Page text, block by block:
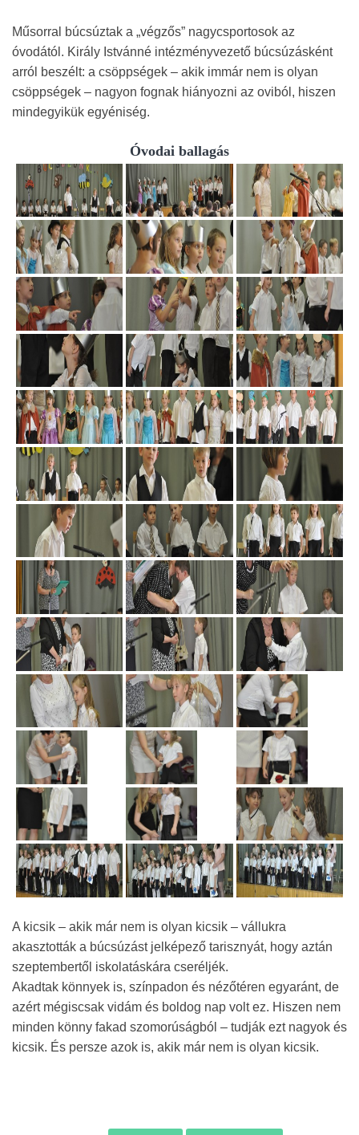
Műsorral búcsúztak a „végzős” nagycsportosok az
óvodától. Király Istvánné intézményvezető búcsúzásként
arról beszélt: a csöppségek – akik immár nem is olyan
csöppségek – nagyon fognak hiányozni az oviból, hiszen
mindegyikük egyéniség.
Óvodai ballagás
A kicsik – akik már nem is olyan kicsik – vállukra
akasztották a búcsúzást jelképező tarisznyát, hogy aztán
szeptembertől iskolatáskára cseréljék.
Akadtak könnyek is, színpadon és nézőtéren egyaránt, de
azért mégiscsak vidám és boldog nap volt ez. Hiszen nem
minden könny fakad szomorúságból – tudják ezt nagyok és
kicsik. És persze azok is, akik már nem is olyan kicsik.